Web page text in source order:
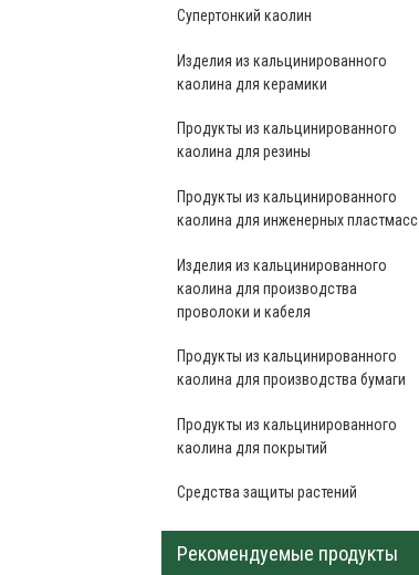
Супертонкий каолин
Изделия из кальцинированного
каолина для керамики
Продукты из кальцинированного
каолина для резины
Продукты из кальцинированного
каолина для инженерных пластмасс
Изделия из кальцинированного
каолина для производства
проволоки и кабеля
Продукты из кальцинированного
каолина для производства бумаги
Продукты из кальцинированного
каолина для покрытий
Средства защиты растений
Рекомендуемые продукты